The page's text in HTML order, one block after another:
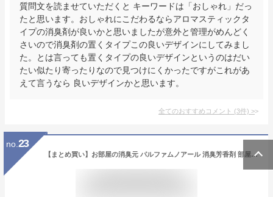
質問文を読ませていただくと キーワードは「おしゃれ」だっ
たと思います。おしゃれにこだわるならアロマスティックタ
イプの消臭剤が良いかと思いましたが意外と管理がめんどく
さいので消臭剤の置くタイプこの良いデザインにしてみまし
た。とは言っても置くタイプの良いデザインというのはだい
たい似たり寄ったりなので見つけにくかったですがこれがあ
えて言うなら 良いデザインかと思います。
全てのおすすめコメント (3件) >
no. 23
【まとめ買い】お部屋の消臭元 パルファムノアール 消臭芳香剤 部屋用 置き型 400ml×3個